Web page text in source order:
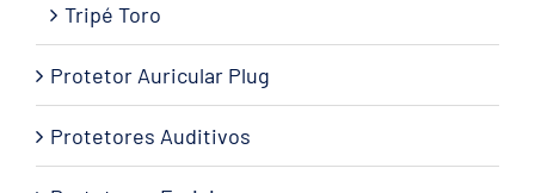
Tripé Toro
Protetor Auricular Plug
Protetores Auditivos